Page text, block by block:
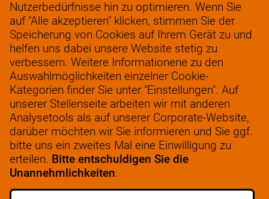
Servicebüro
Verantwortungsvolles Unternehmertum
FAQ
werkenbij@solow.nl
+ 31 345 62 14 32
STELLENANGEBOTE
Nutzerbedürfnisse hin zu optimieren. Wenn Sie
auf "Alle akzeptieren" klicken, stimmen Sie der
Speicherung von Cookies auf Ihrem Gerät zu und
helfen uns dabei unsere Website stetig zu
verbessern. Weitere Informationene zu den
Auswahlmöglichkeiten einzelner Cookie-
Kategorien finder Sie unter "Einstellungen". Auf
unserer Stellenseite arbeiten wir mit anderen
Analysetools als auf unserer Corporate-Website,
darüber möchten wir Sie informieren und Sie ggf.
bitte uns ein zweites Mal eine Einwilligung zu
erteilen. Bitte entschuldigen Sie die
Unannehmlichkeiten.